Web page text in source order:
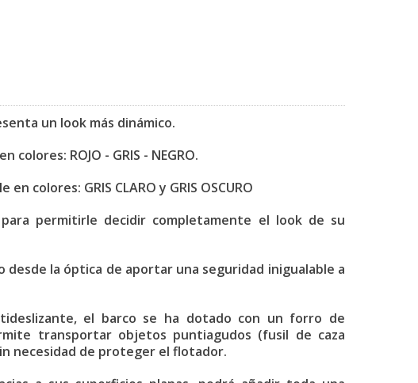
un look más dinámico.
colores: ROJO - GRIS - NEGRO.
colores: GRIS CLARO y GRIS OSCURO
permitirle decidir completamente el look de su
desde la óptica de aportar una seguridad inigualable a
el barco se ha dotado con un forro de
transportar objetos puntiagudos (fusil de caza
necesidad de proteger el flotador.